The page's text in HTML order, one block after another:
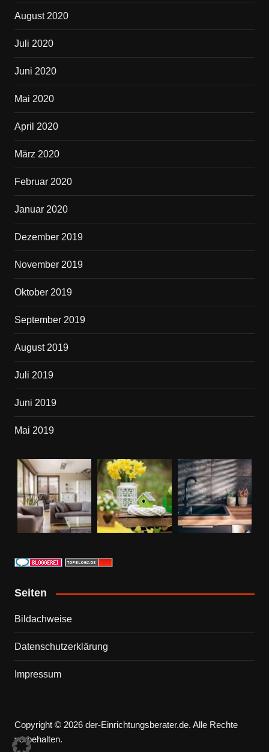
August 2020
Juli 2020
Juni 2020
Mai 2020
April 2020
März 2020
Februar 2020
Januar 2020
Dezember 2019
November 2019
Oktober 2019
September 2019
August 2019
Juli 2019
Juni 2019
Mai 2019
Seiten
Bildachweise
Datenschutzerklärung
Impressum
Copyright © 2026 der-Einrichtungsberater.de. Alle Rechte
vorbehalten.